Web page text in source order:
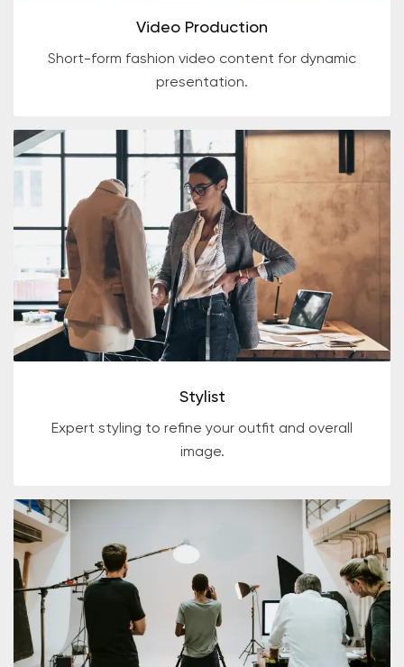
Video Production
Short-form fashion video content for dynamic
presentation.
Stylist
Expert styling to refine your outfit and overall
image.